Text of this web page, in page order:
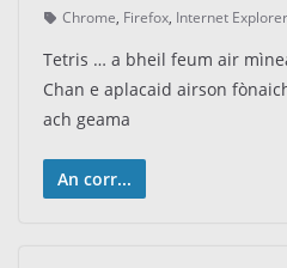
Chrome, Firefox, Internet Explorer
Tetris … a bheil feum air
Chan e aplacaid airson
ach geama
An corr...